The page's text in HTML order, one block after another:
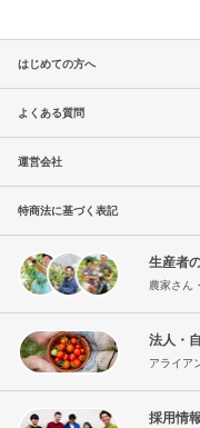
はじめての方へ
よくある質問
運営会社
特商法に基づく表記
生産者
農家さん
法人・
アライア
採用情報